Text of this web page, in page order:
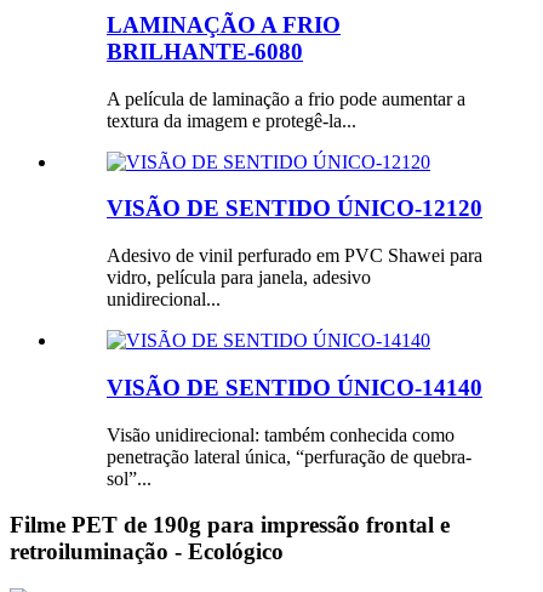
LAMINAÇÃO A FRIO
BRILHANTE-6080
A película de laminação a frio pode aumentar a
textura da imagem e protegê-la...
VISÃO DE SENTIDO ÚNICO-12120
Adesivo de vinil perfurado em PVC Shawei para
vidro, película para janela, adesivo
unidirecional...
VISÃO DE SENTIDO ÚNICO-14140
Visão unidirecional: também conhecida como
penetração lateral única, “perfuração de quebra-
sol”...
Filme PET de 190g para impressão frontal e
retroiluminação - Ecológico